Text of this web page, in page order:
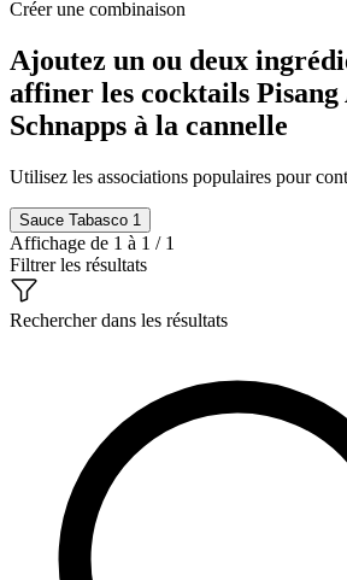
Créer une combinaison
Ajoutez un ou deux
affiner les cocktails Pisang
Schnapps à la cannelle
Utilisez les associations populaires pour
Sauce Tabasco 1
Affichage de 1 à 1 / 1
Filtrer les résultats
Rechercher dans les résultats